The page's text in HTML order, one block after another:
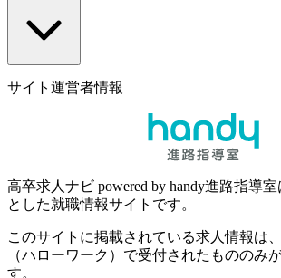
サイト運営者情報
高卒求人ナビ powered by handy進路指導
とした就職情報サイトです。
このサイトに掲載されている求人情報は
（ハローワーク）で受付されたもののみ
す。